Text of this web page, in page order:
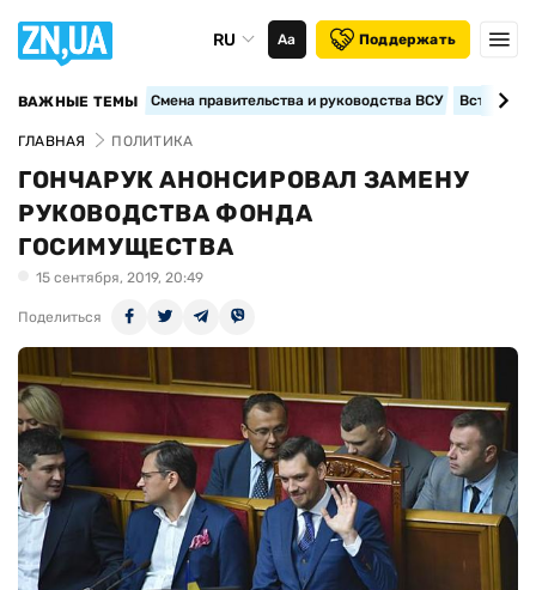
RU Аа Поддержать
ВАЖНЫЕ ТЕМЫ Смена правительства и руководства ВСУ
ГЛАВНАЯ ПОЛИТИКА
ГОНЧАРУК АНОНСИРОВАЛ ЗАМЕНУ
РУКОВОДСТВА ФОНДА
ГОСИМУЩЕСТВА
15 сентября, 2019, 20:49
Поделиться